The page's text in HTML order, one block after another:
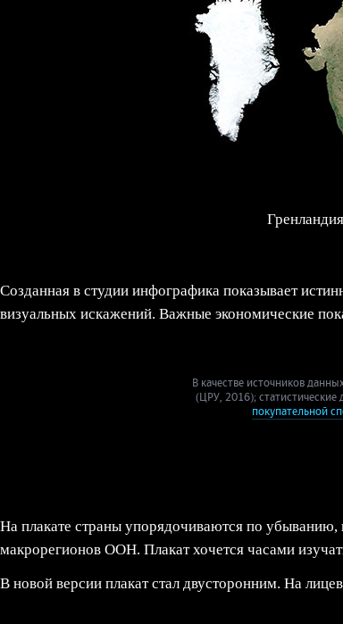
Созданная в студии инфографика показывает
визуальных искажений. Важные экономические
В качестве источников
(ЦРУ, 2016);
покупательной
На плакате страны упорядочиваются по
макрорегионов ООН. Плакат хочется часами
В новой версии плакат стал двусторонним. На